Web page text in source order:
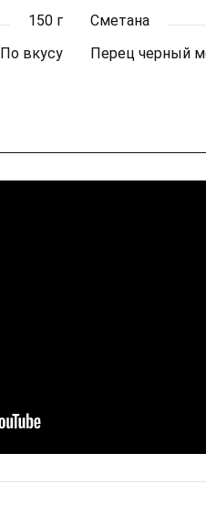
150 г Сметана
По вкусу Перец черный